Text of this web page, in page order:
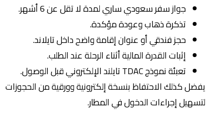
جواز سفر سعودي ساري لمدة لا تقل عن 6 أشهر.
تذكرة ذهاب وعودة مؤكدة.
حجز فندقي أو عنوان إقامة واضح داخل تايلاند.
إثبات القدرة المالية أثناء الرحلة عند الطلب.
تعبئة نموذج TDAC تايلند الإلكتروني قبل الوصول.
كذلك الاحتفاظ بنسخة إلكترونية وورقية من الحجوزات
إجراءات الدخول في المطار.